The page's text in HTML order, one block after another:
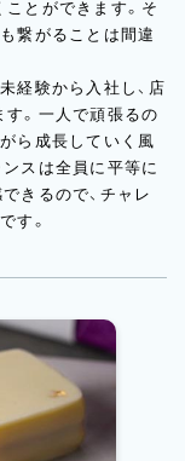
とができます。そ
繋がることは間違
経験から入社し、店
。一人で頑張るの
ら成長していく風
スは全員に平等に
きるので、チャレ
す。